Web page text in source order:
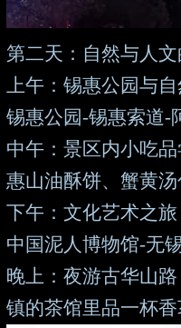
第二天：自然与人
上午：锡惠公园与
锡惠公园-锡惠索道-
中午：景区内小吃
惠山油酥饼、蟹黄
下午：文化艺术之旅
中国泥人博物馆-无
晚上：夜游古华山
镇的茶馆里品一杯